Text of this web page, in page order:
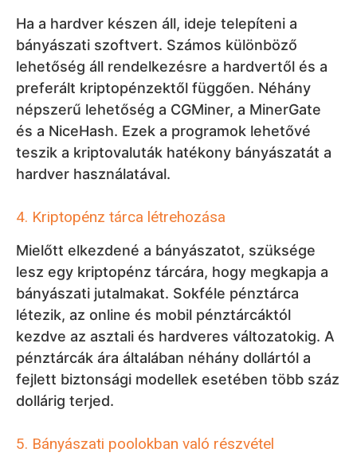
Ha a hardver készen áll, ideje telepíteni a
bányászati szoftvert. Számos különböző
lehetőség áll rendelkezésre a hardvertől és a
preferált kriptopénzektől függően. Néhány
népszerű lehetőség a CGMiner, a MinerGate
és a NiceHash. Ezek a programok lehetővé
teszik a kriptovaluták hatékony bányászatát a
hardver használatával.
4. Kriptopénz tárca létrehozása
Mielőtt elkezdené a bányászatot, szüksége
lesz egy kriptopénz tárcára, hogy megkapja a
bányászati jutalmakat. Sokféle pénztárca
létezik, az online és mobil pénztárcáktól
kezdve az asztali és hardveres változatokig. A
pénztárcák ára általában néhány dollártól a
fejlett biztonsági modellek esetében több száz
dollárig terjed.
5. Bányászati poolokban való részvétel